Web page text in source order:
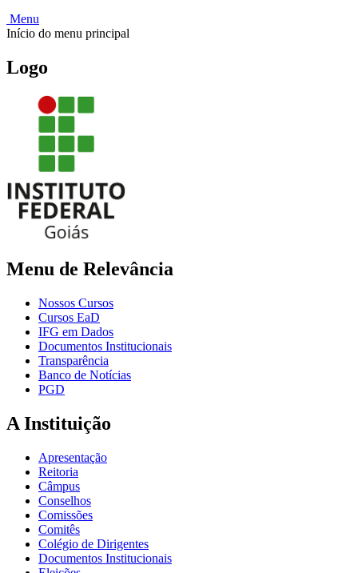
Menu
Início do menu principal
Logo
Menu de Relevância
Nossos Cursos
Cursos EaD
IFG em Dados
Documentos Institucionais
Transparência
Banco de Notícias
PGD
A Instituição
Apresentação
Reitoria
Câmpus
Conselhos
Comissões
Comitês
Colégio de Dirigentes
Documentos Institucionais